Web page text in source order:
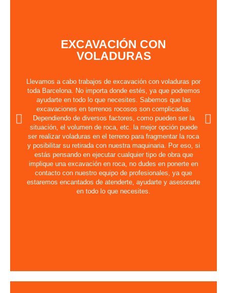
EXCAVACIÓN CON
VOLADURAS
Llevamos a cabo trabajos de excavación con voladuras por
toda Barcelona. No importa donde estés, ya que podremos
ayudarte en todo lo que necesites. Sabemos que las
excavaciones en terrenos rocosos son complicadas.
Dependiendo de diversos factores, como pueden ser la
situación, el volumen de roca, etc. la mejor opción puede
ser realizar voladuras en el terreno para fragmentar la roca
y posibilitar su retirada con nuestra maquinaria. Por eso, si
estás pensando en ejecutar cualquier tipo de obra que
implique una excavación en roca, no dudes en ponerte en
contacto con nuestro equipo de profesionales, ya que
estaremos encantados de atenderte, ayudarte y asesorarte
en todo lo que necesites.